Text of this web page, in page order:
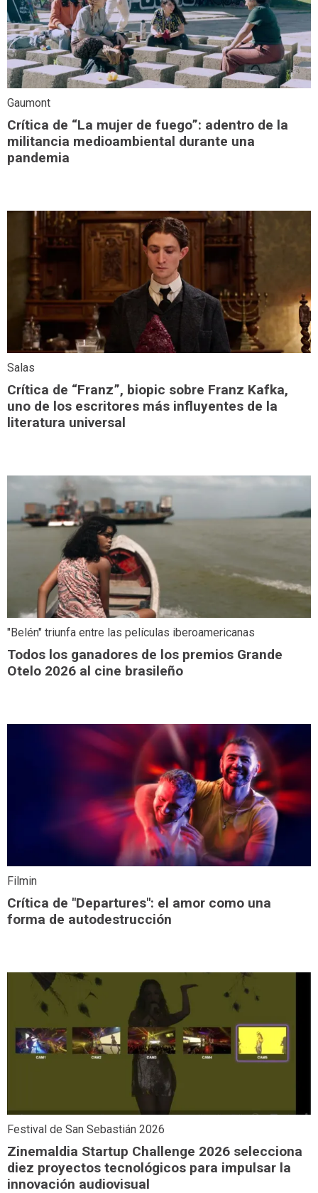
Gaumont
Crítica de “La mujer de fuego”: adentro de la
militancia medioambiental durante una
pandemia
Salas
Crítica de “Franz”, biopic sobre Franz Kafka,
uno de los escritores más influyentes de la
literatura universal
"Belén" triunfa entre las películas iberoamericanas
Todos los ganadores de los premios Grande
Otelo 2026 al cine brasileño
Filmin
Crítica de "Departures": el amor como una
forma de autodestrucción
Festival de San Sebastián 2026
Zinemaldia Startup Challenge 2026 selecciona
diez proyectos tecnológicos para impulsar la
innovación audiovisual